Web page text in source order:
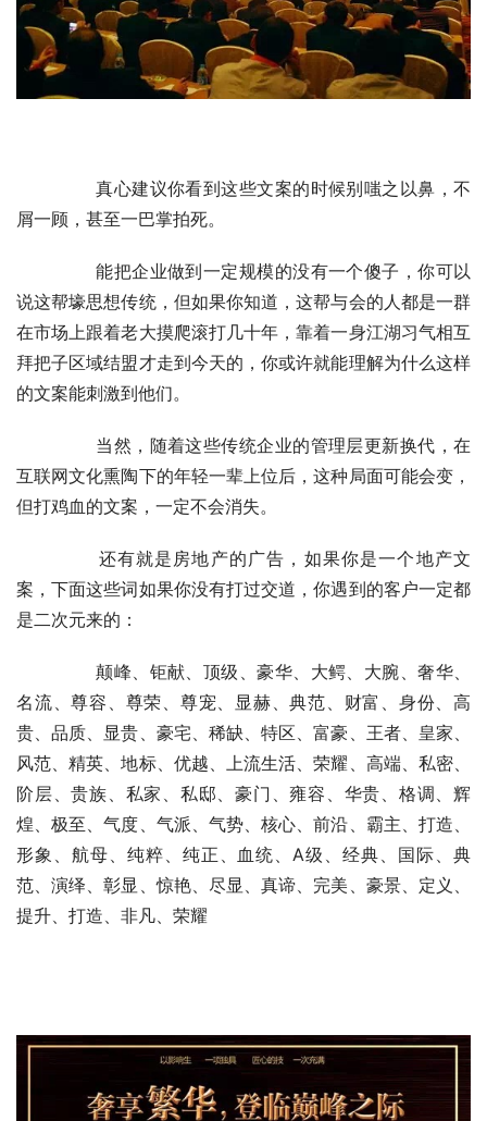
屑一顾，甚至一巴掌拍死。
说这帮壕思想传统，但如果你知道，这帮与会的人都是一群
在市场上跟着老大摸爬滚打几十年，靠着一身江湖习气相互
拜把子区域结盟才走到今天的，你或许就能理解为什么这样
的文案能刺激到他们。
互联网文化熏陶下的年轻一辈上位后，这种局面可能会变，
但打鸡血的文案，一定不会消失。
案，下面这些词如果你没有打过交道，你遇到的客户一定都
是二次元来的：
名流、尊容、尊荣、尊宠、显赫、典范、财富、身份、高
贵、品质、显贵、豪宅、稀缺、特区、富豪、王者、皇家、
风范、精英、地标、优越、上流生活、荣耀、高端、私密、
阶层、贵族、私家、私邸、豪门、雍容、华贵、格调、辉
煌、极至、气度、气派、气势、核心、前沿、霸主、打造、
形象、航母、纯粹、纯正、血统、A级、经典、国际、典
范、演绎、彰显、惊艳、尽显、真谛、完美、豪景、定义、
提升、打造、非凡、荣耀